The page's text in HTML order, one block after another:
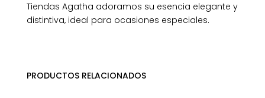
Tiendas Agatha adoramos su esencia elegante y
distintiva, ideal para ocasiones especiales.
PRODUCTOS RELACIONADOS